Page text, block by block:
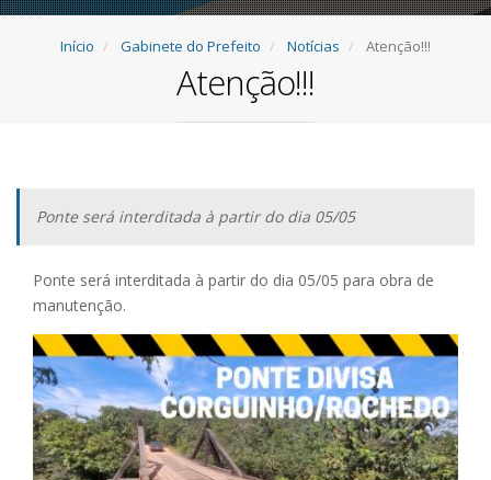
Início Gabinete do Prefeito Notícias Atenção!!!
Atenção!!!
Ponte será interditada à partir do dia 05/05
Ponte será interditada à partir do dia 05/05 para obra de
manutenção.